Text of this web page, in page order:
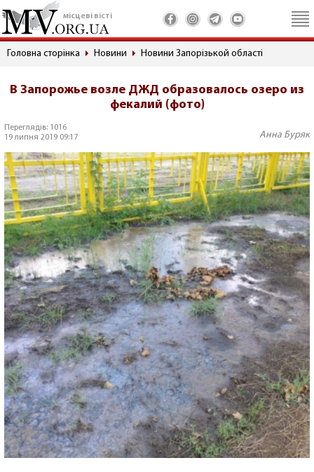
місцеві вісті
Головна сторінка Новини Новини Запорізькой області
В Запорожье возле ДЖД образовалось озеро из
фекалий (фото)
Переглядів: 1016
19 липня 2019 09:17
Анна Буряк